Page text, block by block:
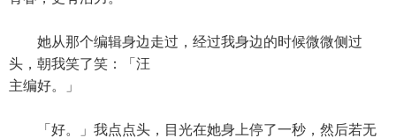
她从那个编辑身边走过，经过我身边的时候微微侧过
头，朝我笑了笑：「汪
主编好。」
「好。」我点点头，目光在她身上停了一秒，然后若无